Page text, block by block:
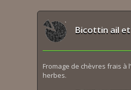
Bicottin ail
Fromage de chèvres frais à
herbes.